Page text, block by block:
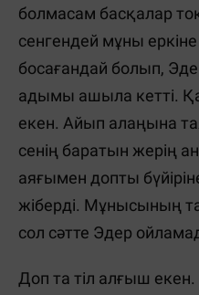
болмасам басқалар
сенгендей мұны
босағандай болып,
адымы ашыла кетті.
екен. Айып алаңына
сенің баратын жерің
аяғымен допты
жіберді. Мұнысының
сол сәтте Эдер
Доп та тіл алғыш екен.